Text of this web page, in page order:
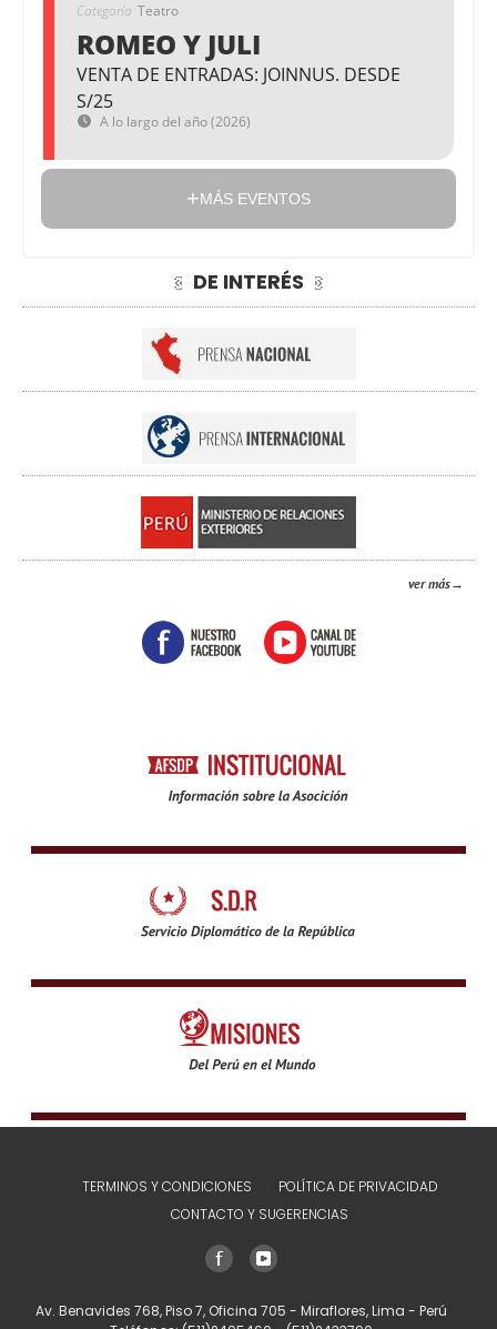
Categoría Teatro
ROMEO Y JULI
VENTA DE ENTRADAS: JOINNUS. DESDE
S/25
A lo largo del año (2026)
MÁS EVENTOS
DE INTERÉS
ver más
TERMINOS Y CONDICIONES
POLÍTICA DE PRIVACIDAD
CONTACTO Y SUGERENCIAS
Av. Benavides 768, Piso 7, Oficina 705 - Miraflores, Lima - Perú